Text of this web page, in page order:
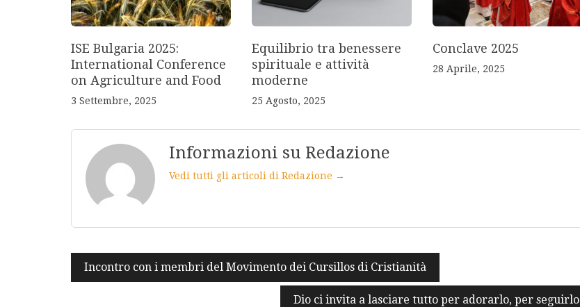
ISE Bulgaria 2025:
International Conference
on Agriculture and Food
3 Settembre, 2025
Equilibrio tra benessere
spirituale e attività
moderne
25 Agosto, 2025
Conclave 2025
28 Aprile, 2025
Informazioni su Redazione
Vedi tutti gli articoli di Redazione →
Navigazione
articoli
Incontro con i membri del Movimento dei Cursillos di Cristianità
Dio ci invita a lasciare tutto per adorarlo, per seguirlo